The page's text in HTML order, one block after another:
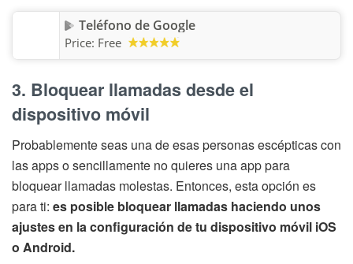
Teléfono de Google
Price: Free
3. Bloquear llamadas desde el
dispositivo móvil
Probablemente seas una de esas personas escépticas con
las apps o sencillamente no quieres una app para
bloquear llamadas molestas. Entonces, esta opción es
para ti: es posible bloquear llamadas haciendo unos
ajustes en la configuración de tu dispositivo móvil iOS
o Android.